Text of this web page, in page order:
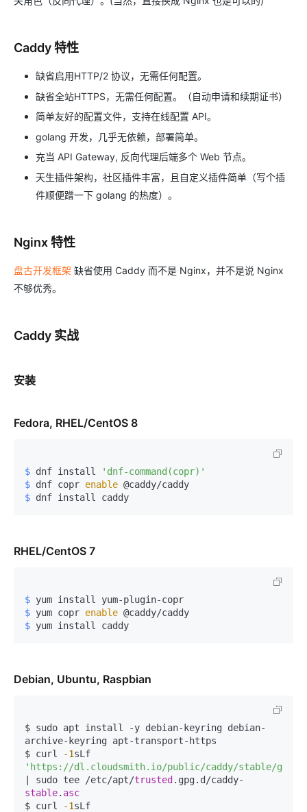
Caddy 特性
缺省启用HTTP/2 协议，无需任何配置。
缺省全站HTTPS，无需任何配置。（自动申请和续期证书）
简单友好的配置文件，支持在线配置 API。
golang 开发，几乎无依赖，部署简单。
充当 API Gateway, 反向代理后端多个 Web 节点。
天生插件架构，社区插件丰富，且自定义插件简单（写个插
件顺便蹭一下 golang 的热度）。
Nginx 特性
盘古开发框架 缺省使用 Caddy 而不是 Nginx，并不是说 Nginx
不够优秀。
Caddy 实战
安装
Fedora, RHEL/CentOS 8
$ dnf install
'dnf-command(copr)'
$ dnf copr enable @caddy/caddy
$ dnf install caddy
RHEL/CentOS 7
$ yum install yum-plugin-copr
$ yum copr enable @caddy/caddy
$ yum install caddy
Debian, Ubuntu, Raspbian
$ sudo apt install -y debian-keyring debian-
archive-keyring apt-transport-https
$ curl
-1
'https://dl.cloudsmith.io/public/caddy/stable/
| sudo tee /etc/apt/trusted.gpg.d/caddy-
stable. asc
$ curl
-1